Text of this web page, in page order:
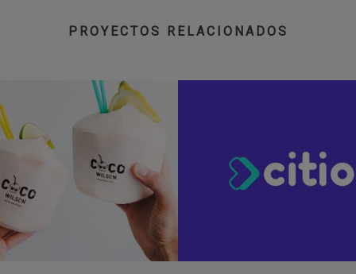
PROYECTOS RELACIONADOS